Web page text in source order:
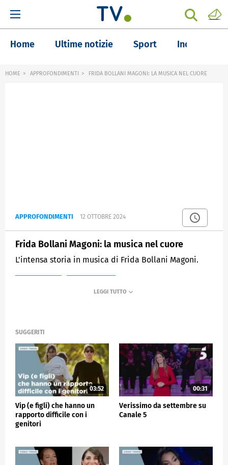
Home Ultime notizie Sport Inchieste
HOME APPROFONDIMENTI FRIDA BOLLANI MAGONI: LA MUSICA NEL CUORE
APPROFONDIMENTI 12 OTTOBRE 2024
Frida Bollani Magoni: la musica nel cuore
L'intensa storia in musica di Frida Bollani Magoni.
SUGGERITI
03:52
Vip (e figli) che hanno un
rapporto difficile con i
genitori
00:31
Verissimo da settembre su
Canale 5